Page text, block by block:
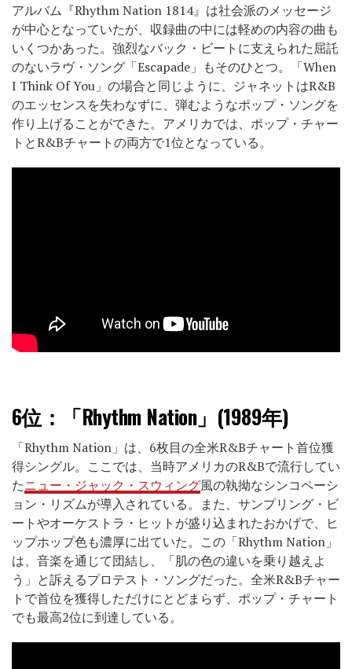
アルバム『Rhythm Nation 1814』は社会派のメッセージ
が中心となっていたが、収録曲の中には軽めの内容の曲も
いくつかあった。強烈なバック・ビートに支えられた屈託
のないラヴ・ソング「Escapade」もそのひとつ。「When
I Think Of You」の場合と同じように、ジャネットはR&B
のエッセンスを失わなずに、弾むようなポップ・ソングを
作り上げることができた。アメリカでは、ポップ・チャー
トとR&Bチャートの両方で1位となっている。
6位： 「Rhythm Nation」(1989年)
「Rhythm Nation」は、6枚目の全米R&Bチャート首位獲
得シングル。ここでは、当時アメリカのR&Bで流行してい
たニュー・ジャック・スウィング風の執拗なシンコペーシ
ョン・リズムが導入されている。また、サンプリング・ビ
ートやオーケストラ・ヒットが盛り込まれたおかげで、ヒ
ップホップ色も濃厚に出ていた。この「Rhythm Nation」
は、音楽を通じて団結し、「肌の色の違いを乗り越えよ
う」と訴えるプロテスト・ソングだった。全米R&Bチャー
トで首位を獲得しただけにとどまらず、ポップ・チャート
でも最高2位に到達している。